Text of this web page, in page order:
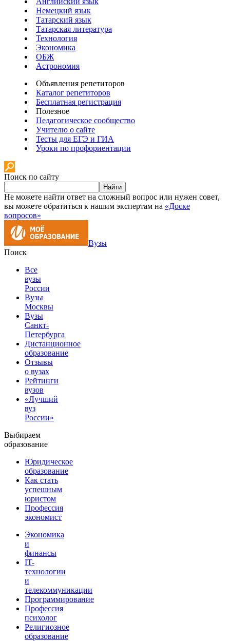
Немецкий язык
Татарский язык
Татарская литература
Технология
Экономика
ОБЖ
Астрономия
Объявления репетиторов
Каталог репетиторов
Бесплатная регистрация
Полезное
Педагогическое сообщество
Учителю о сайте
Тесты для ЕГЭ и ГИА
Уроки по профориентации
Поиск по сайту
Найти
Не можете найти ответ на сложный вопрос или нужен совет,
вы можете обратиться к нашим экспертам на «Доске
вопросов»
Вузы
Поиск
Все
вузы
России
Вузы
Москвы
Вузы
Санкт-
Петербурга
Дистанционное
образование
Отзывы
о вузах
Рейтинги
вузов
«Лучший
вуз
России»
Выбираем
образование
Юридическое
образование
Как стать
успешным
юристом
Профессия
экономист
Экономика
и
финансы
IT-
технологии
и
телекоммуникации
Программирование
Профессия
психолог
Религиозное
образование